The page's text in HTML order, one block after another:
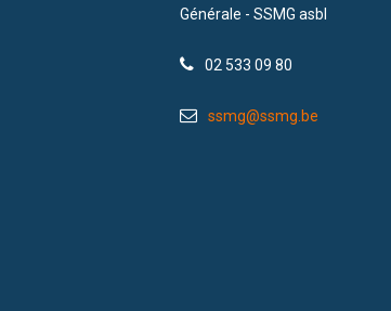
Générale - SSMG asbl
02 533 09 80
ssmg@ssmg.be